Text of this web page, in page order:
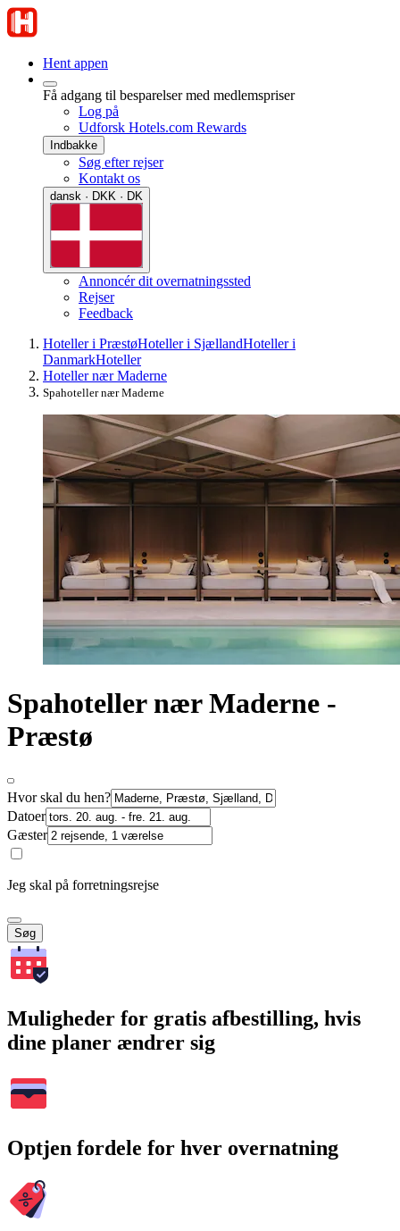
Hent appen
Få adgang til besparelser med medlemspriser
Log på
Udforsk Hotels.com Rewards
Indbakke
Søg efter rejser
Kontakt os
dansk · DKK · DK
Annoncér dit overnatningssted
Rejser
Feedback
Hoteller i PræstøHoteller i SjællandHoteller i
DanmarkHoteller
Hoteller nær Maderne
Spahoteller nær Maderne
Spahoteller nær Maderne -
Præstø
Hvor skal du hen?
Datoer
Gæster
Jeg skal på forretningsrejse
Søg
Muligheder for gratis afbestilling, hvis
dine planer ændrer sig
Optjen fordele for hver overnatning